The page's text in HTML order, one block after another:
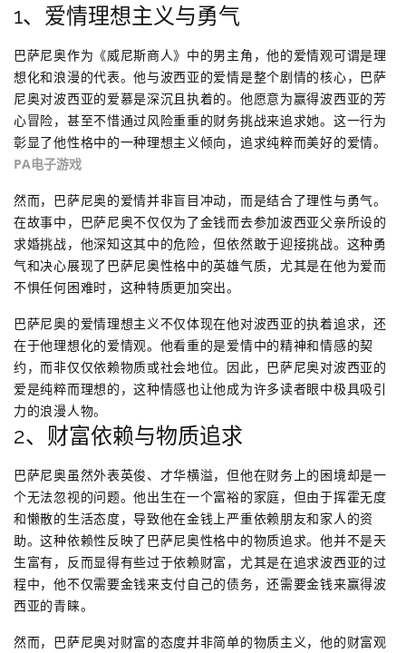
1、爱情理想主义与勇气
巴萨尼奥作为《威尼斯商人》中的男主角，他的爱情观可谓是理
想化和浪漫的代表。他与波西亚的爱情是整个剧情的核心，巴萨
尼奥对波西亚的爱慕是深沉且执着的。他愿意为赢得波西亚的芳
心冒险，甚至不惜通过风险重重的财务挑战来追求她。这一行为
彰显了他性格中的一种理想主义倾向，追求纯粹而美好的爱情。
PA电子游戏
然而，巴萨尼奥的爱情并非盲目冲动，而是结合了理性与勇气。
在故事中，巴萨尼奥不仅仅为了金钱而去参加波西亚父亲所设的
求婚挑战，他深知这其中的危险，但依然敢于迎接挑战。这种勇
气和决心展现了巴萨尼奥性格中的英雄气质，尤其是在他为爱而
不惧任何困难时，这种特质更加突出。
巴萨尼奥的爱情理想主义不仅体现在他对波西亚的执着追求，还
在于他理想化的爱情观。他看重的是爱情中的精神和情感的契
约，而非仅仅依赖物质或社会地位。因此，巴萨尼奥对波西亚的
爱是纯粹而理想的，这种情感也让他成为许多读者眼中极具吸引
力的浪漫人物。
2、财富依赖与物质追求
巴萨尼奥虽然外表英俊、才华横溢，但他在财务上的困境却是一
个无法忽视的问题。他出生在一个富裕的家庭，但由于挥霍无度
和懒散的生活态度，导致他在金钱上严重依赖朋友和家人的资
助。这种依赖性反映了巴萨尼奥性格中的物质追求。他并不是天
生富有，反而显得有些过于依赖财富，尤其是在追求波西亚的过
程中，他不仅需要金钱来支付自己的债务，还需要金钱来赢得波
西亚的青睐。
然而，巴萨尼奥对财富的态度并非简单的物质主义，他的财富观